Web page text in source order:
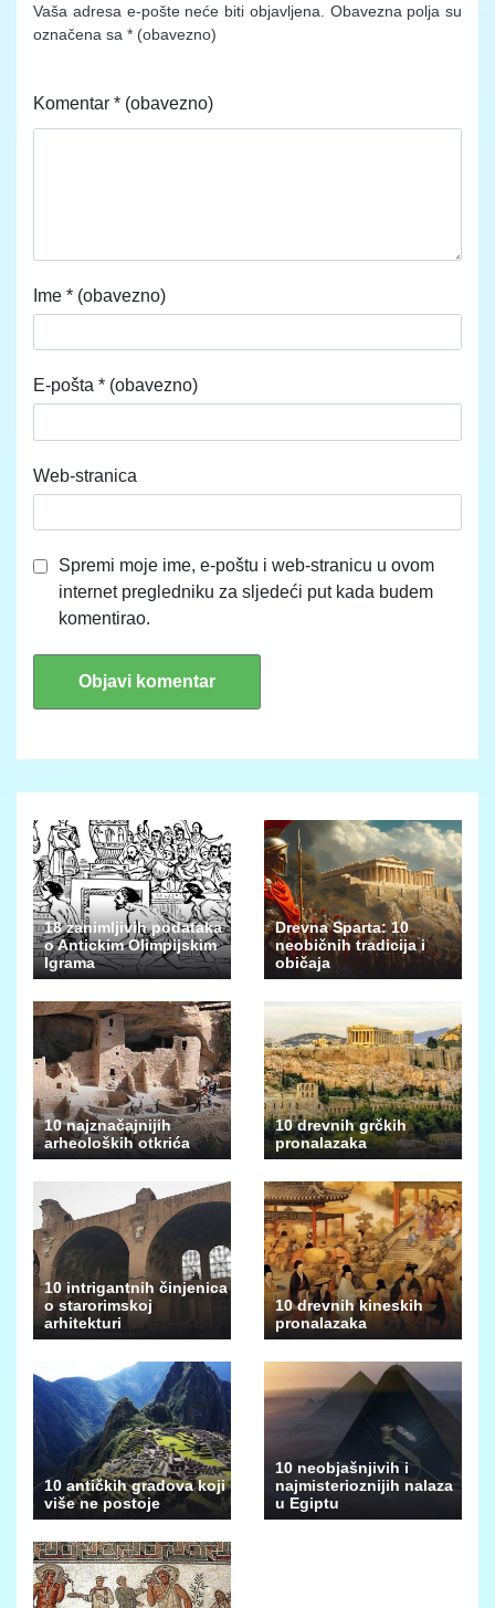
Vaša adresa e-pošte neće biti objavljena.
Obavezna polja su
označena sa * (obavezno)
Komentar * (obavezno)
Ime * (obavezno)
E-pošta * (obavezno)
Web-stranica
Spremi moje ime, e-poštu i web-stranicu u ovom
internet pregledniku za sljedeći put kada budem
komentirao.
18 zanimljivih podataka
o Antickim Olimpijskim
Igrama
Drevna Sparta: 10
neobičnih tradicija i
običaja
10 najznačajnijih
arheoloških otkrića
10 drevnih grčkih
pronalazaka
10 intrigantnih činjenica
o starorimskoj
arhitekturi
10 drevnih kineskih
pronalazaka
10 antičkih gradova koji
više ne postoje
10 neobjašnjivih i
najmisterioznijih nalaza
u Egiptu